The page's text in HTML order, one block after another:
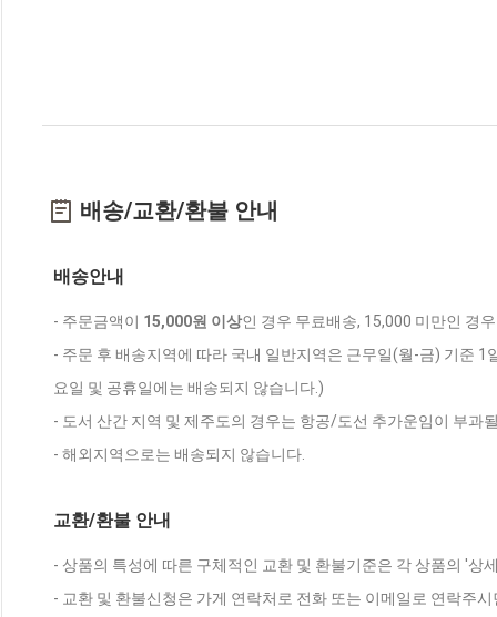
배송/교환/환불 안내
배송안내
- 주문금액이 15,000원 이상인 경우 무료배송, 15,000 미만인 경
- 주문 후 배송지역에 따라 국내 일반지역은 근무일(월-금) 기준
요일 및 공휴일에는 배송되지 않습니다.)
- 도서 산간 지역 및 제주도의 경우는 항공/도선 추가운임이 부과
- 해외지역으로는 배송되지 않습니다.
교환/환불 안내
- 상품의 특성에 따른 구체적인 교환 및 환불기준은 각 상품의 '상
- 교환 및 환불신청은 가게 연락처로 전화 또는 이메일로 연락주